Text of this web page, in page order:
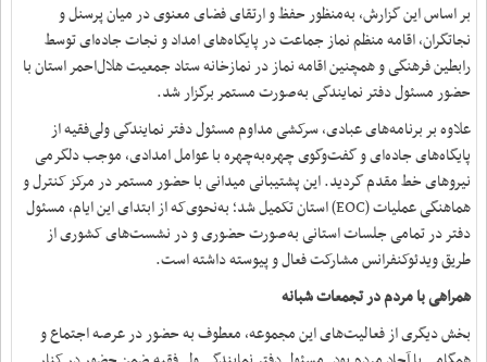
بر اساس این گزارش، به‌منظور حفظ و ارتقای فضای معنوی در میان پرسنل و
نجاتگران، اقامه منظم نماز جماعت در پایگاه‌های امداد و نجات جاده‌ای توسط
رابطین فرهنگی و همچنین اقامه نماز در نمازخانه ستاد جمعیت هلال‌احمر استان با
حضور مسئول دفتر نمایندگی به‌صورت مستمر برگزار شد.
علاوه بر برنامه‌های عبادی، سرکشی مداوم مسئول دفتر نمایندگی ولی‌فقیه از
پایگاه‌های جاده‌ای و گفت‌وگوی چهره‌به‌چهره با عوامل امدادی، موجب دلگرمی
نیروهای خط مقدم گردید. این پشتیبانی میدانی با حضور مستمر در مرکز کنترل و
هماهنگی عملیات (EOC) استان تکمیل شد؛ به‌نحوی‌که از ابتدای این ایام، مسئول
دفتر در تمامی جلسات استانی به‌صورت حضوری و در نشست‌های کشوری از
طریق ویدئوکنفرانس مشارکت فعال و پیوسته داشته است.
همراهی با مردم در تجمعات شبانه
بخش دیگری از فعالیت‌های این مجموعه، معطوف به حضور در عرصه اجتماع و